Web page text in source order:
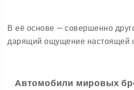
В её основе — совершенно
дарящий ощущение настоящей
Автомобили мировых